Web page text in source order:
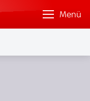
Menü